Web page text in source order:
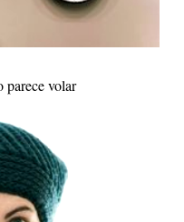
parece volar